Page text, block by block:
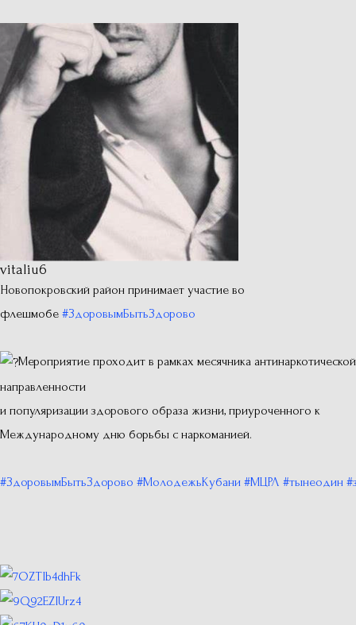
vitaliu6
Новопокровский район принимает участие во
флешмобе #ЗдоровымБытьЗдорово
Мероприятие проходит в рамках месячника антинаркотической
направленности
и популяризации здорового образа жизни, приуроченного к
Международному дню борьбы с наркоманией.
#ЗдоровымБытьЗдорово #МолодежьКубани #МЦРЛ #тынеодин